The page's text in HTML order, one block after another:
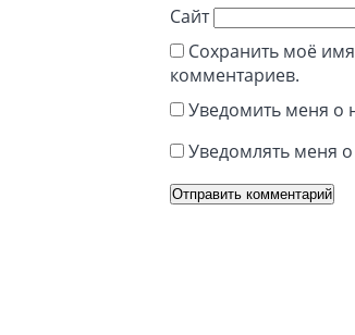
Сайт
Сохранить моё
комментариев.
Уведомить меня о
Уведомлять меня